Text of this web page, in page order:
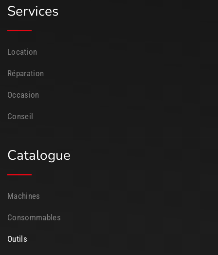
Catalogue
Machines
Consommables
Outils
Services
Location
Réparation
Occasion
Conseil